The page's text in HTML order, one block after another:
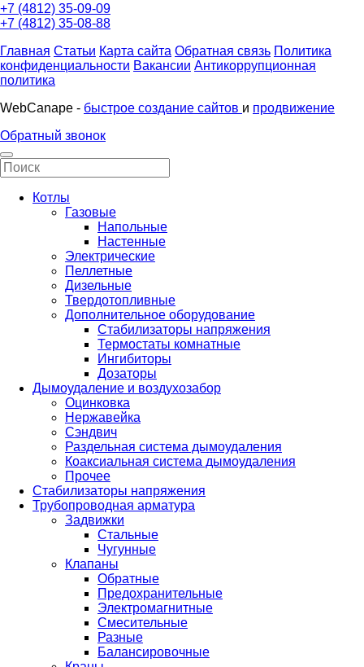
+7 (4812) 35-09-09
+7 (4812) 35-08-88
Главная Статьи Карта сайта Обратная связь Политика
конфиденциальности Вакансии Антикоррупционная
политика
WebCanape - быстрое создание сайтов и продвижение
Обратный звонок
Котлы
Газовые
Напольные
Настенные
Электрические
Пеллетные
Дизельные
Твердотопливные
Дополнительное оборудование
Стабилизаторы напряжения
Термостаты комнатные
Ингибиторы
Дозаторы
Дымоудаление и воздухозабор
Оцинковка
Нержавейка
Сэндвич
Раздельная система дымоудаления
Коаксиальная система дымоудаления
Прочее
Стабилизаторы напряжения
Трубопроводная арматура
Задвижки
Стальные
Чугунные
Клапаны
Обратные
Предохранительные
Электромагнитные
Смесительные
Разные
Балансировочные